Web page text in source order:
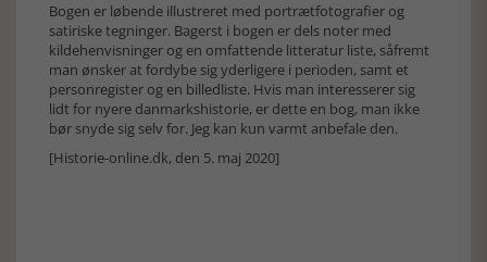
Bogen er løbende illustreret med portrætfotografier og
satiriske tegninger. Bagerst i bogen er dels noter med
kildehenvisninger og en omfattende litteratur liste, såfremt
man ønsker at fordybe sig yderligere i perioden, samt et
personregister og en billedliste. Hvis man interesserer sig
lidt for nyere danmarkshistorie, er dette en bog, man ikke
bør snyde sig selv for. Jeg kan kun varmt anbefale den.
[Historie-online.dk, den 5. maj 2020]